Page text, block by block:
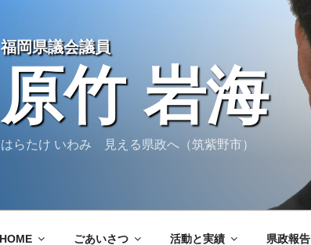
福岡県議会議員
原竹 岩海
はらたけ いわみ 見える県政へ（筑紫野市）
HOME ごあいさつ 活動と実績 県政報告